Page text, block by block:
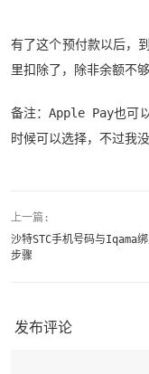
有了这个预付款以后，
里扣除了，除非余额不
备注：Apple Pay也可
时候可以选择，不过我
上一篇:
沙特STC手机号码与Iqama
步骤
发布评论